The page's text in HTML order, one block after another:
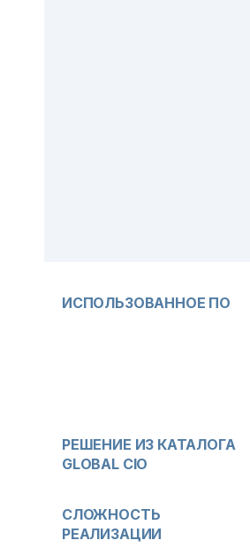
ИСПОЛЬЗОВАННОЕ ПО
РЕШЕНИЕ ИЗ КАТАЛОГА
GLOBAL CIO
СЛОЖНОСТЬ
РЕАЛИЗАЦИИ